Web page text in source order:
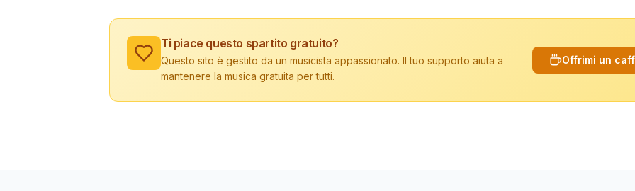
Ti piace questo spartito gratuito?
Questo sito è gestito da un musicista appassionato. Il tuo supporto aiuta a
mantenere la musica gratuita per tutti.
Offrimi un